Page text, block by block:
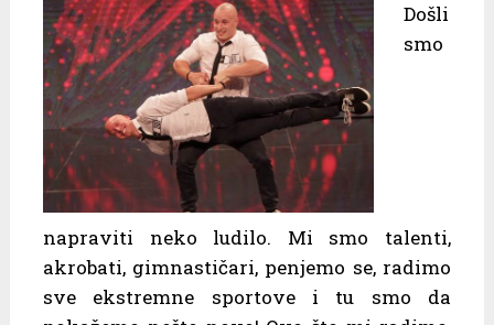
Došli
smo
napraviti neko ludilo. Mi smo talenti,
akrobati, gimnastičari, penjemo se, radimo
sve ekstremne sportove i tu smo da